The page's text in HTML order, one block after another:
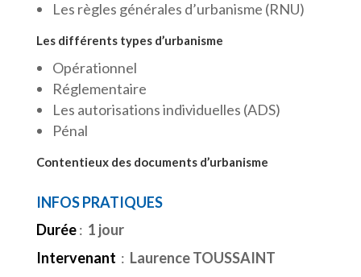
Les règles générales d’urbanisme (RNU)
Les différents types d’urbanisme
Opérationnel
Réglementaire
Les autorisations individuelles (ADS)
Pénal
Contentieux des documents d’urbanisme
INFOS PRATIQUES
Durée: 1 jour
Intervenant : Laurence TOUSSAINT